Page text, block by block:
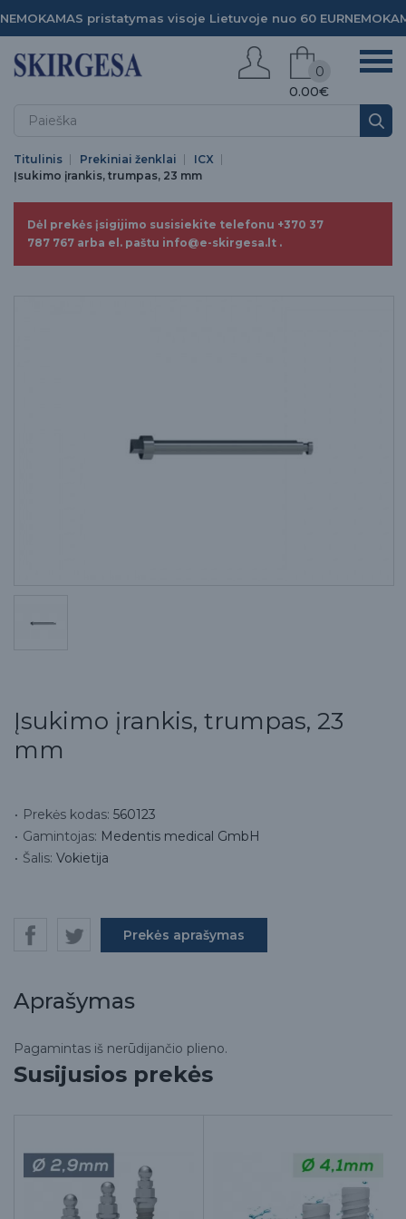
NEMOKAMAS pristatymas visoje Lietuvoje nuo 60 EUR
0.00€
0
Titulinis Prekiniai ženklai
ICX
Įsukimo įrankis, trumpas, 23 mm
Dėl prekės įsigijimo susisiekite telefonu +370 37
787 767 arba el. paštu info@e-skirgesa.lt .
Įsukimo įrankis, trumpas, 23
mm
Prekės kodas: 560123
Gamintojas: Medentis medical GmbH
Šalis: Vokietija
Prekės aprašymas
Aprašymas
Pagamintas iš nerūdijančio plieno.
Susijusios prekės